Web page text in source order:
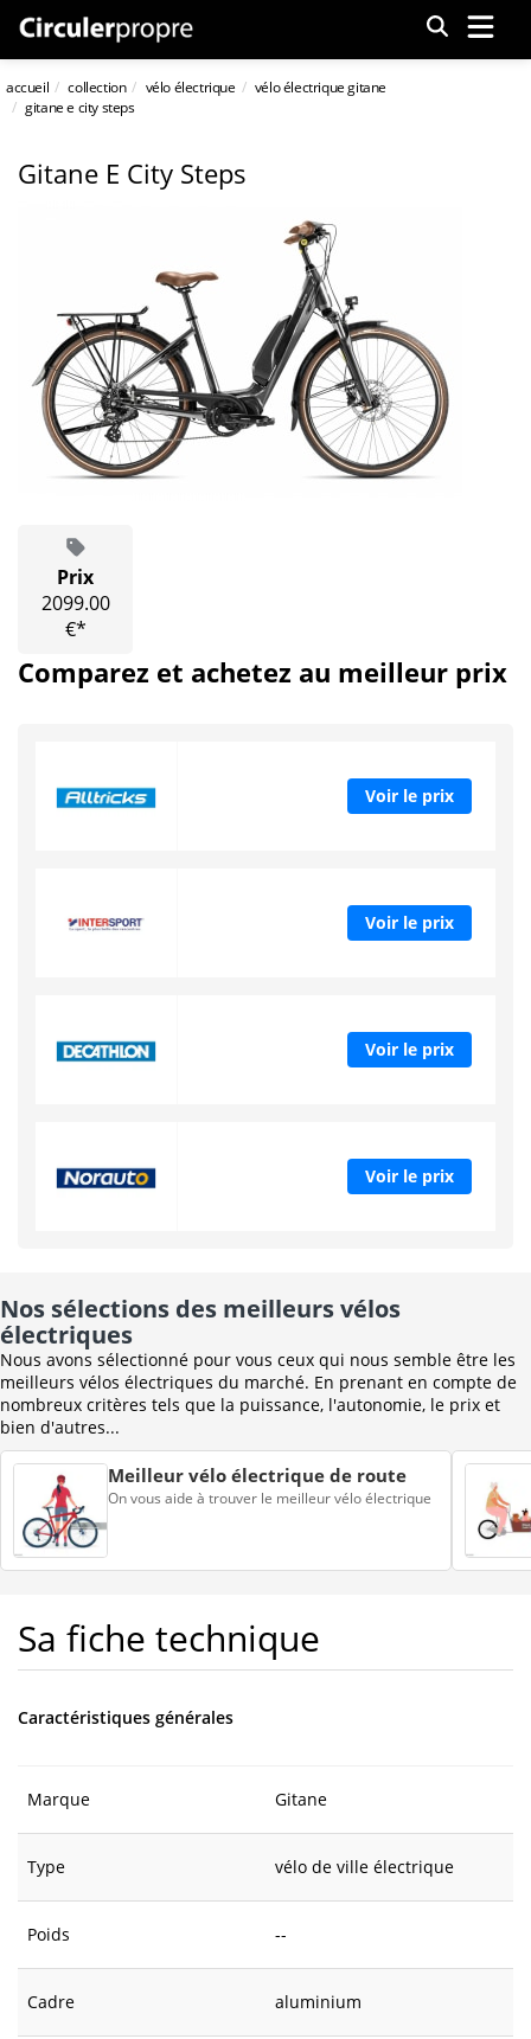
Menu
accueil collection vélo électrique
vélo électrique gitane
gitane e city steps
Gitane E City Steps
Prix
2099.00
€*
Comparez et achetez au meilleur prix
Voir le prix
Voir le prix
Voir le prix
Voir le prix
Nos sélections des meilleurs vélos
électriques
Nous avons sélectionné pour vous ceux qui nous semble être les
meilleurs vélos électriques du marché. En prenant en compte de
nombreux critères tels que la puissance, l'autonomie, le prix et
bien d'autres...
Meilleur vélo électrique de route
On vous aide à trouver le meilleur vélo électrique
Sa fiche technique
Caractéristiques générales
Marque Gitane
Type vélo de ville électrique
Poids --
Cadre aluminium